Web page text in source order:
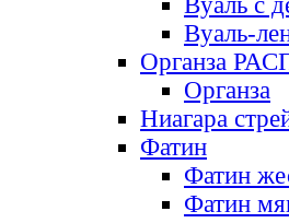
Вуаль-
Органза
Органза
Ниагара
Фатин
Фатин
Фатин